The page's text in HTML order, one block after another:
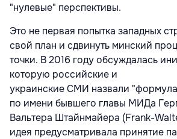
"нулевые" перспективы.
Это не первая попытка западных
свой план и сдвинуть минский
точки. В 2016 году обсуждалась
которую российские и
украинские СМИ назвали
по имени бывшего главы МИДа
Вальтера Штайнмайера (Frank-
идея предусматривала принятие